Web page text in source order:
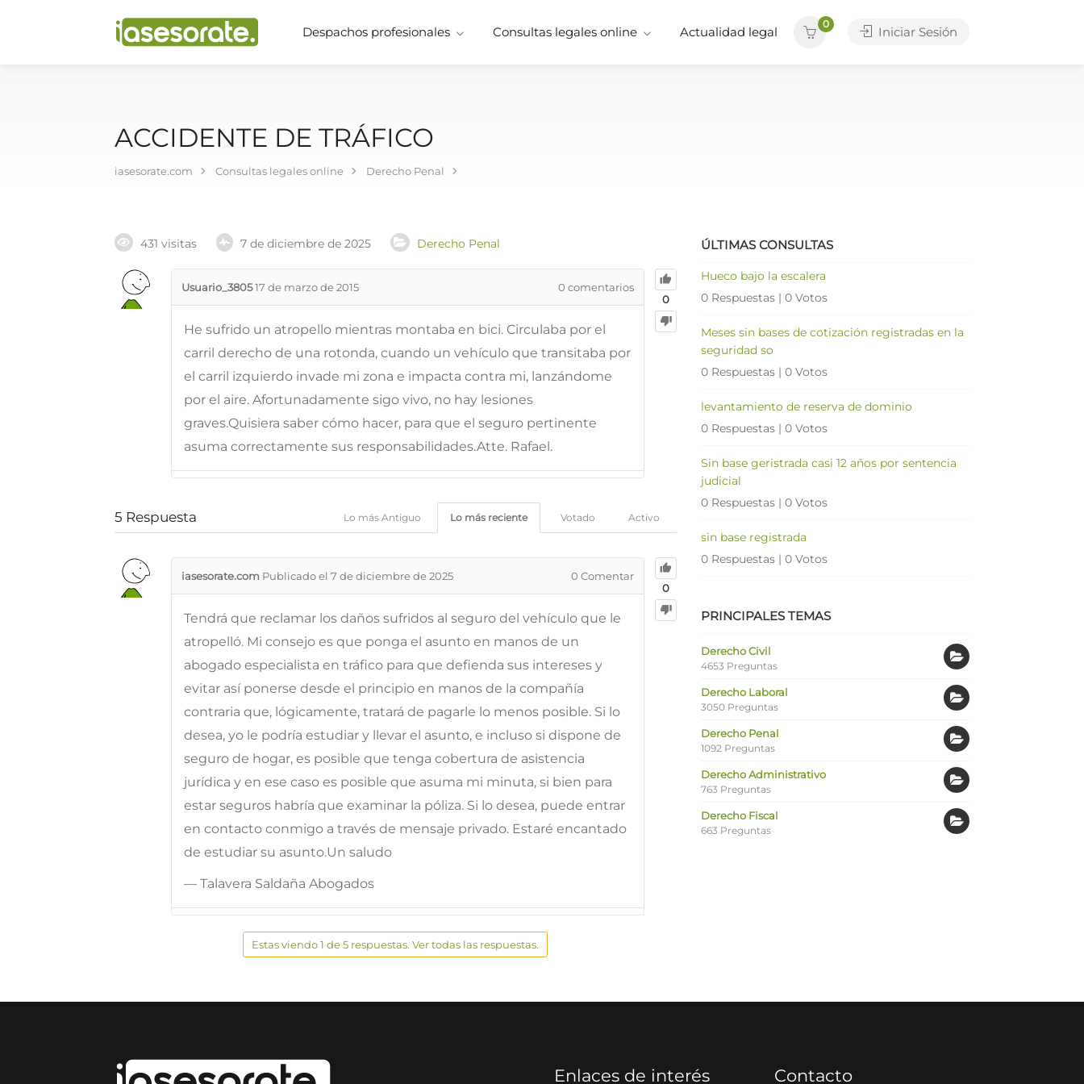
Despachos profesionales Consultas legales online Actualidad legal
0
Iniciar Sesión
ACCIDENTE DE TRÁFICO
iasesorate.com Consultas legales online Derecho Penal
431 visitas 7 de diciembre de 2025 Derecho Penal
0
Usuario_380517 de marzo de 2015 0 comentarios
He sufrido un atropello mientras montaba en bici. Circulaba por el
carril derecho de una rotonda, cuando un vehículo que transitaba por
el carril izquierdo invade mi zona e impacta contra mi, lanzándome
por el aire. Afortunadamente sigo vivo, no hay lesiones
graves.Quisiera saber cómo hacer, para que el seguro pertinente
asuma correctamente sus responsabilidades.Atte. Rafael.
5 Respuesta Activo
Votado
Lo más reciente
Lo más Antiguo
0
iasesorate.com Publicado el 7 de diciembre de 2025 0 Comentar
Tendrá que reclamar los daños sufridos al seguro del vehículo que le
atropelló. Mi consejo es que ponga el asunto en manos de un
abogado especialista en tráfico para que defienda sus intereses y
evitar así ponerse desde el principio en manos de la compañía
contraria que, lógicamente, tratará de pagarle lo menos posible. Si lo
desea, yo le podría estudiar y llevar el asunto, e incluso si dispone de
seguro de hogar, es posible que tenga cobertura de asistencia
jurídica y en ese caso es posible que asuma mi minuta, si bien para
estar seguros habría que examinar la póliza. Si lo desea, puede entrar
en contacto conmigo a través de mensaje privado. Estaré encantado
de estudiar su asunto.Un saludo
— Talavera Saldaña Abogados
Estas viendo 1 de 5 respuestas. Ver todas las respuestas.
ÚLTIMAS CONSULTAS
Hueco bajo la escalera
0 Respuestas | 0 Votos
Meses sin bases de cotización registradas en la
seguridad so
0 Respuestas | 0 Votos
levantamiento de reserva de dominio
0 Respuestas | 0 Votos
Sin base geristrada casi 12 años por sentencia
judicial
0 Respuestas | 0 Votos
sin base registrada
0 Respuestas | 0 Votos
PRINCIPALES TEMAS
Derecho Civil
4653 Preguntas
Derecho Laboral
3050 Preguntas
Derecho Penal
1092 Preguntas
Derecho Administrativo
763 Preguntas
Derecho Fiscal
663 Preguntas
Enlaces de interés Contacto